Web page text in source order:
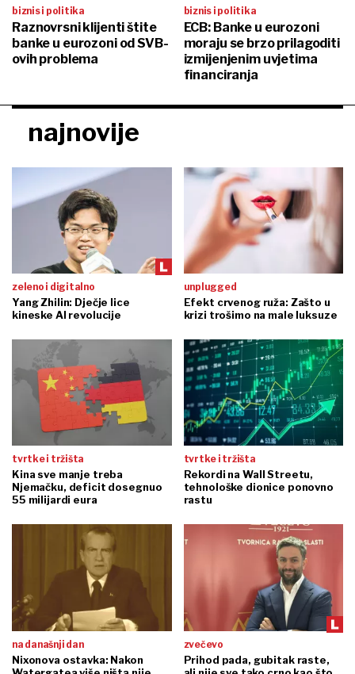
biznis i politika
Raznovrsni klijenti štite
banke u eurozoni od SVB-
ovih problema
biznis i politika
ECB: Banke u eurozoni
moraju se brzo prilagoditi
izmijenjenim uvjetima
financiranja
najnovije
zeleno i digitalno
Yang Zhilin: Dječje lice
kineske AI revolucije
unplugged
Efekt crvenog ruža: Zašto u
krizi trošimo na male luksuze
tvrtke i tržišta
Kina sve manje treba
Njemačku, deficit dosegnuo
55 milijardi eura
tvrtke i tržišta
Rekordi na Wall Streetu,
tehnološke dionice ponovno
rastu
na današnji dan
Nixonova ostavka: Nakon
zvečevo
Prihod pada, gubitak raste,